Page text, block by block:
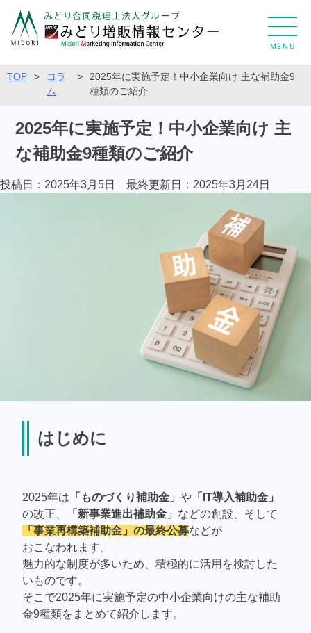
MENU
TOP >
コラ
ム
>
2025年に実施予定！中小企業向け 主な補助金9
種類のご紹介
2025年に実施予定！中小企業向け 主
な補助金9種類のご紹介
投稿日：2025年3月5日 最終更新日： 2025年3月24日
はじめに
2025年は 「ものづくり補助金」や 「IT導入補助金」
の改正、
「新事業進出補助金」 などの創設、そして
「事業再構築補助金」の最終公募などが
おこなわれます。
魅力的な制度が多いため、積極的に活用を検討した
いものです。
そこで2025年に実施予定の中小企業向けの主な補助
金9種類をまとめて紹介します。